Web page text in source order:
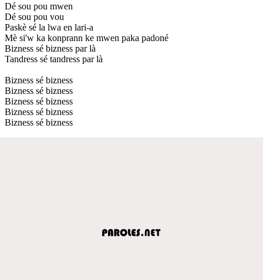
Dé sou pou mwen
Dé sou pou vou
Paskè sé la lwa en lari-a
Mè si'w ka konprann ke mwen paka padoné
Bizness sé bizness par là
Tandress sé tandress par là
Bizness sé bizness
Bizness sé bizness
Bizness sé bizness
Bizness sé bizness
Bizness sé bizness